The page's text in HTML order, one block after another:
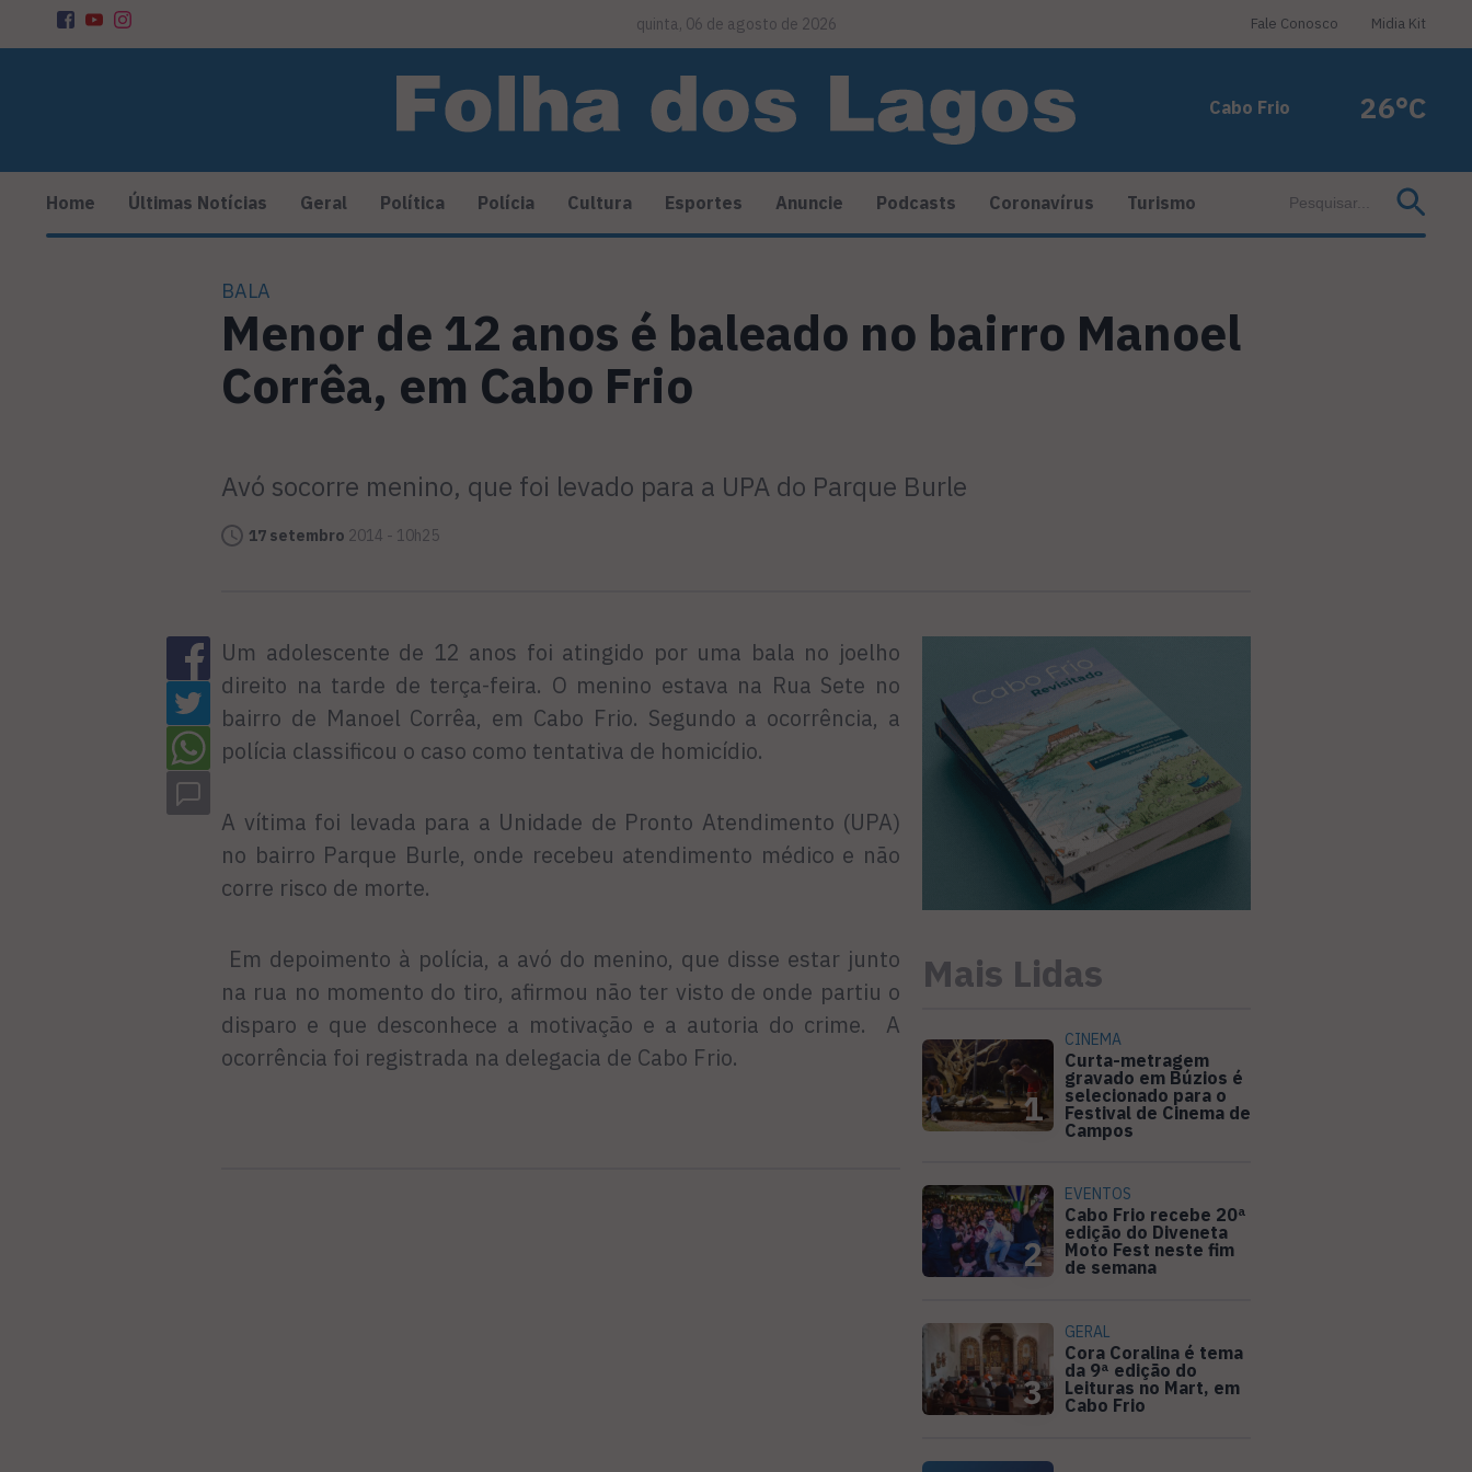
quinta, 06 de agosto de 2026 Fale Conosco Midia Kit
Cabo Frio 26°C
Home Últimas Notícias Geral Política Polícia Cultura Esportes Anuncie Podcasts Coronavírus Turismo
BALA
Menor de 12 anos é baleado no bairro Manoel
Corrêa, em Cabo Frio
Avó socorre menino, que foi levado para a UPA do Parque Burle
17 setembro 2014 - 10h25
Um adolescente de 12 anos foi atingido por uma bala no joelho
direito na tarde de terça-feira. O menino estava na Rua Sete no
bairro de Manoel Corrêa, em Cabo Frio. Segundo a ocorrência, a
polícia classificou o caso como tentativa de homicídio.
A vítima foi levada para a Unidade de Pronto Atendimento (UPA)
no bairro Parque Burle, onde recebeu atendimento médico e não
corre risco de morte.
Em depoimento à polícia, a avó do menino, que disse estar junto
na rua no momento do tiro, afirmou não ter visto de onde partiu o
disparo e que desconhece a motivação e a autoria do crime. A
ocorrência foi registrada na delegacia de Cabo Frio.
Mais Lidas
1
CINEMA
Curta-metragem
gravado em Búzios é
selecionado para o
Festival de Cinema de
Campos
2
EVENTOS
Cabo Frio recebe 20ª
edição do Diveneta
Moto Fest neste fim
de semana
3
GERAL
Cora Coralina é tema
da 9ª edição do
Leituras no Mart, em
Cabo Frio